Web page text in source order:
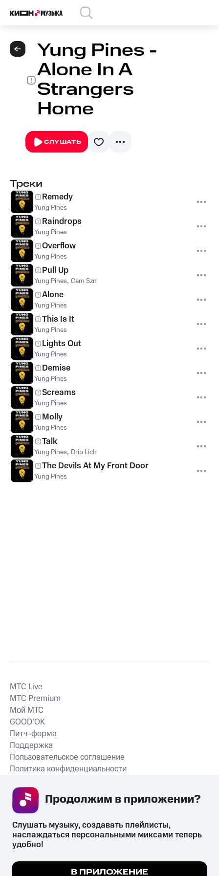
Yung Pines -
Alone In A
Strangers
Home
СЛУШАТЬ
Треки
Remedy
Yung Pines
Raindrops
Yung Pines
Overflow
Yung Pines
Pull Up
Yung Pines, Cam Szn
Alone
Yung Pines
This Is It
Yung Pines
Lights Out
Yung Pines
Demise
Yung Pines
Screams
Yung Pines
Molly
Yung Pines
Talk
Yung Pines, Drip Lich
The Devils At My Front Door
Yung Pines
СКАЧАТЬ ПРИЛОЖЕНИЕ
MTС Live
MTС Premium
Мой МТС
GOOD’OK
Питч-форма
Поддержка
Пользовательское соглашение
Политика конфиденциальности
психотропных веществ, их аналогов причиняет вред здоровью,
их незаконный оборот запрещён и влечёт установленную
Мы используем куки, чтобы на сайте все
Слушать музыку, создавать плейлисты,
наслаждаться персональными миксами теперь
удобно!
В ПРИЛОЖЕНИЕ